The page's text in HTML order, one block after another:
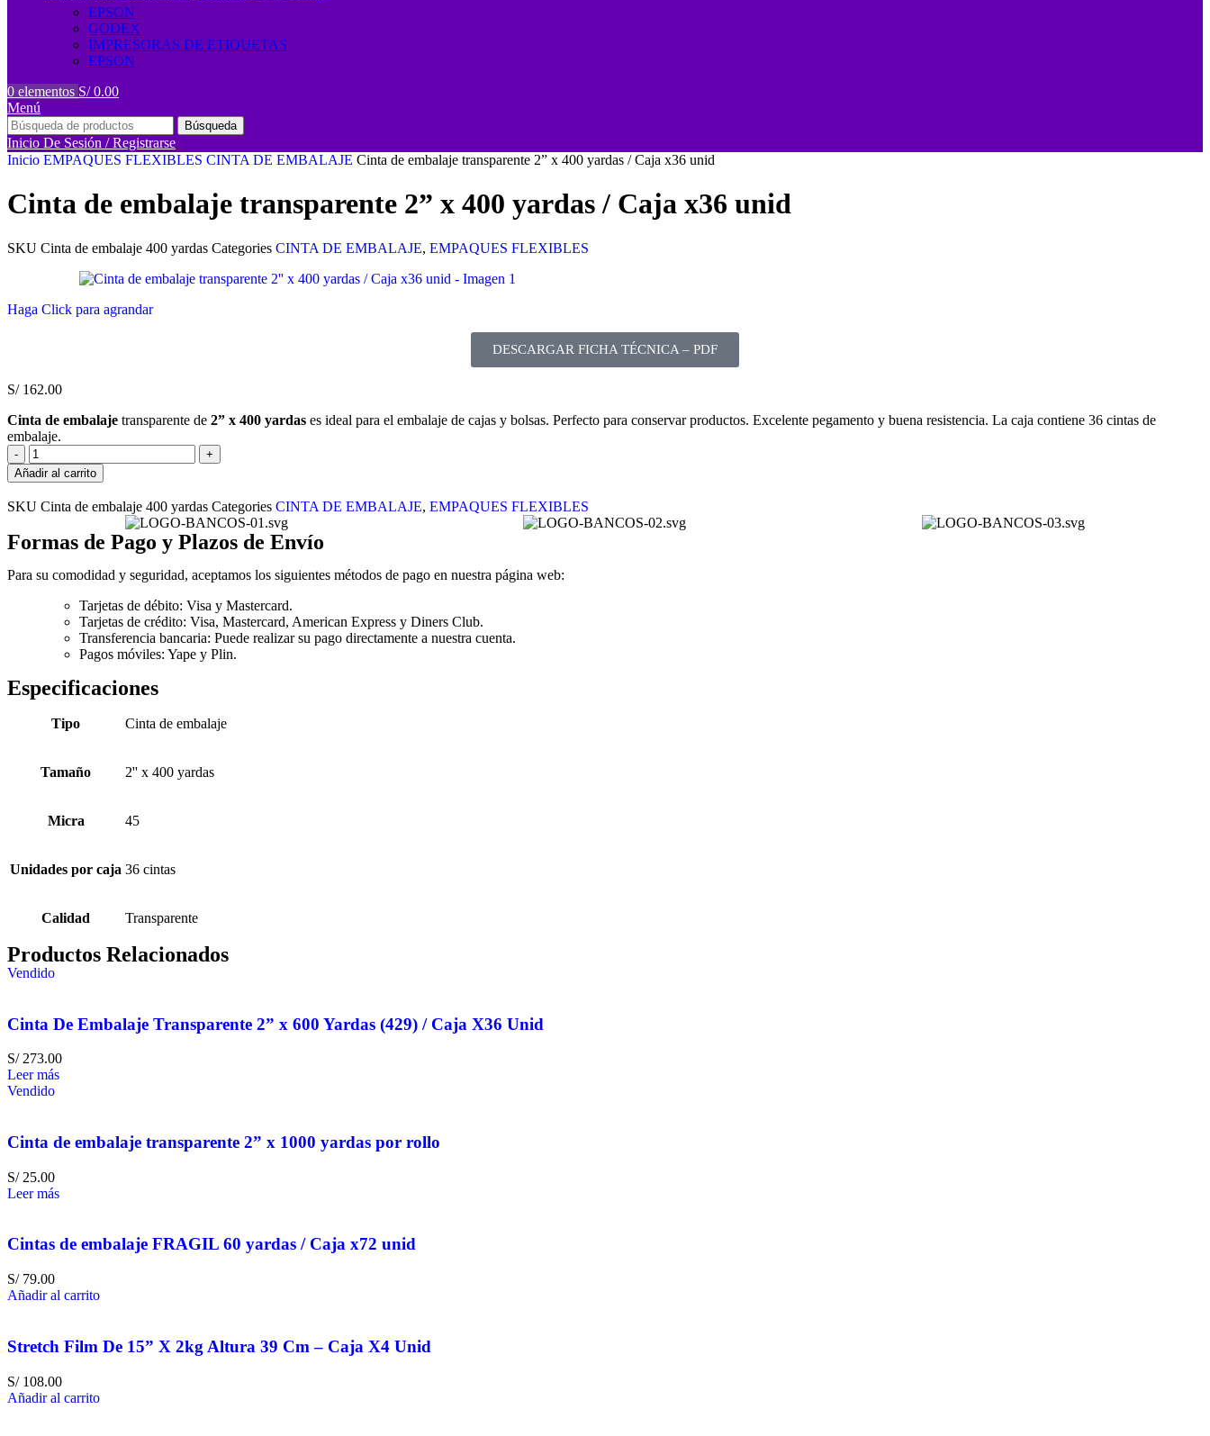
EPSON
GODEX
IMPRESORAS DE ETIQUETAS
EPSON
0 elementos S/0.00
Menú
Búsqueda
Inicio De Sesión / Registrarse
Inicio EMPAQUES FLEXIBLES CINTA DE EMBALAJE Cinta de embalaje transparente 2” x 400 yardas / Caja x36 unid
Cinta de embalaje transparente 2” x 400 yardas / Caja x36 unid
SKU Cinta de embalaje 400 yardas Categories CINTA DE EMBALAJE, EMPAQUES FLEXIBLES
Haga Click para agrandar
DESCARGAR FICHA TÉCNICA – PDF
S/162.00
Cinta de embalaje transparente de 2” x 400 yardas es ideal para el embalaje de cajas y bolsas. Perfecto para conservar productos. Excelente pegamento y buena resistencia. La caja contiene 36 cintas de
embalaje.
Añadir al carrito
SKU Cinta de embalaje 400 yardas Categories CINTA DE EMBALAJE, EMPAQUES FLEXIBLES
Formas de Pago y Plazos de Envío
Para su comodidad y seguridad, aceptamos los siguientes métodos de pago en nuestra página web:
Tarjetas de débito: Visa y Mastercard.
Tarjetas de crédito: Visa, Mastercard, American Express y Diners Club.
Transferencia bancaria: Puede realizar su pago directamente a nuestra cuenta.
Pagos móviles: Yape y Plin.
Especificaciones
Tipo Cinta de embalaje
Tamaño 2'' x 400 yardas
Micra 45
Unidades por caja 36 cintas
Calidad Transparente
Productos Relacionados
Vendido
Cinta De Embalaje Transparente 2” x 600 Yardas (429) / Caja X36 Unid
S/273.00
Leer más
Vendido
Cinta de embalaje transparente 2” x 1000 yardas por rollo
S/25.00
Leer más
Cintas de embalaje FRAGIL 60 yardas / Caja x72 unid
S/79.00
Añadir al carrito
Stretch Film De 15” X 2kg Altura 39 Cm – Caja X4 Unid
S/108.00
Añadir al carrito